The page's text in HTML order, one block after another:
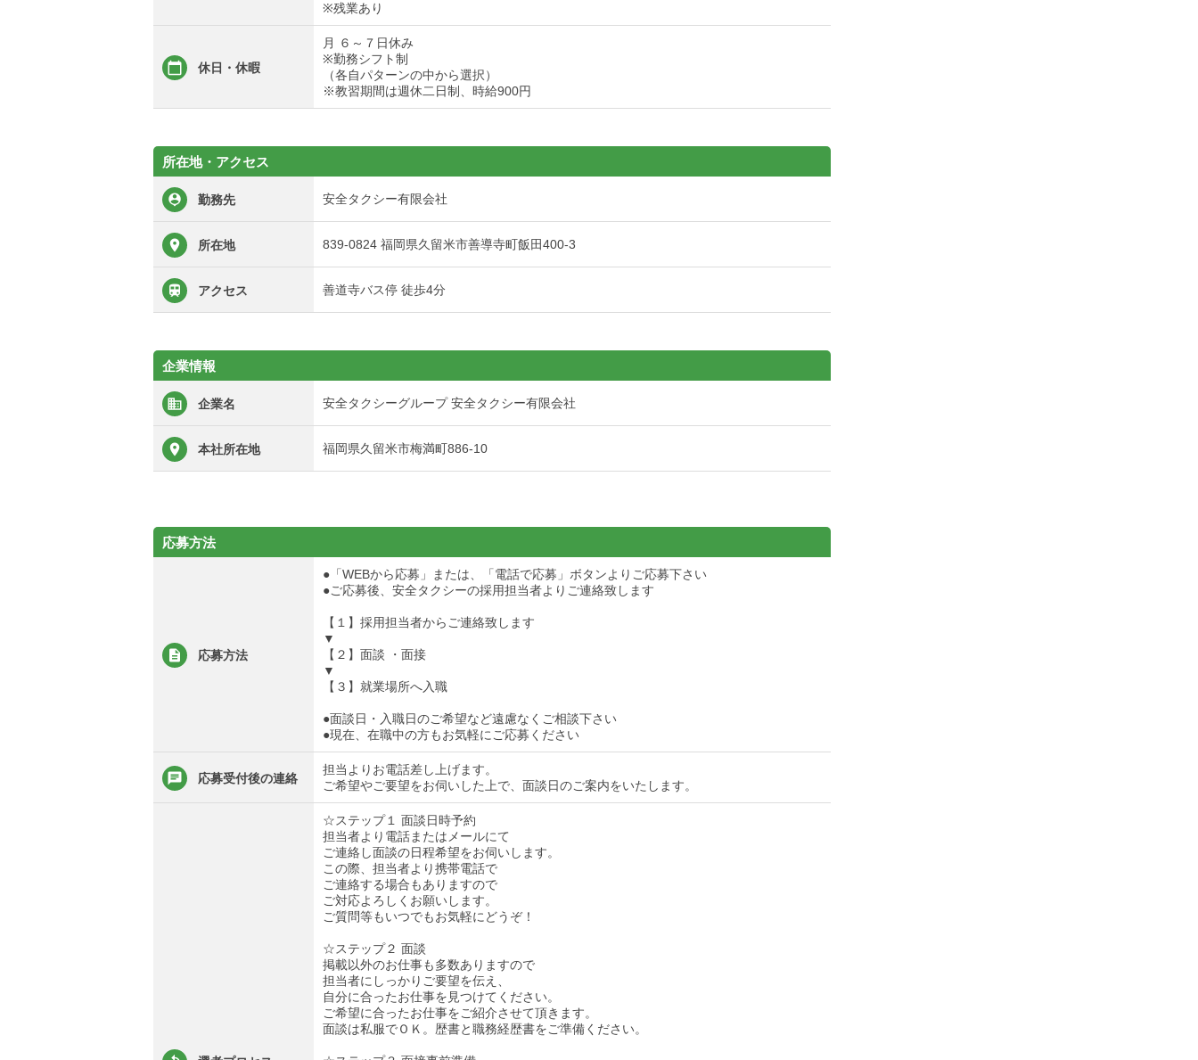
※残業あり
休日・休暇
月 ６～７日休み
※勤務シフト制
（各自パターンの中から選択）
※教習期間は週休二日制、時給900円
所在地・アクセス
勤務先 安全タクシー有限会社
所在地 839-0824 福岡県久留米市善導寺町飯田400-3
アクセス 善道寺バス停 徒歩4分
企業情報
企業名 安全タクシーグループ 安全タクシー有限会社
本社所在地 福岡県久留米市梅満町886-10
応募方法
応募方法
●「WEBから応募」または、「電話で応募」ボタンよりご応募下さい
●ご応募後、安全タクシーの採用担当者よりご連絡致します
【１】採用担当者からご連絡致します
▼
【２】面談 ・面接
▼
【３】就業場所へ入職
●面談日・入職日のご希望など遠慮なくご相談下さい
●現在、在職中の方もお気軽にご応募ください
応募受付後の連絡
担当よりお電話差し上げます。
ご希望やご要望をお伺いした上で、面談日のご案内をいたします。
☆ステップ１ 面談日時予約
担当者より電話またはメールにて
ご連絡し面談の日程希望をお伺いします。
この際、担当者より携帯電話で
ご連絡する場合もありますので
ご対応よろしくお願いします。
ご質問等もいつでもお気軽にどうぞ！
☆ステップ２ 面談
掲載以外のお仕事も多数ありますので
担当者にしっかりご要望を伝え、
自分に合ったお仕事を見つけてください。
ご希望に合ったお仕事をご紹介させて頂きます。
面談は私服でＯＫ。歴書と職務経歴書をご準備ください。